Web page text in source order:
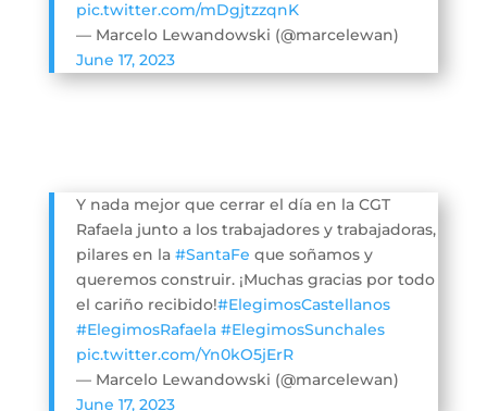
pic.twitter.com/mDgjtzzqnK
— Marcelo Lewandowski (@marcelewan)
June 17, 2023
Y nada mejor que cerrar el día en la CGT
Rafaela junto a los trabajadores y trabajadoras,
pilares en la #SantaFe que soñamos y
queremos construir. ¡Muchas gracias por todo
el cariño recibido!#ElegimosCastellanos
#ElegimosRafaela #ElegimosSunchales
pic.twitter.com/Yn0kO5jErR
— Marcelo Lewandowski (@marcelewan)
June 17, 2023